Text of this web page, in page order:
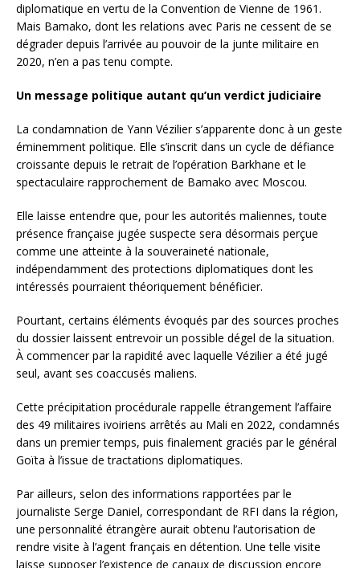
diplomatique en vertu de la Convention de Vienne de 1961.
Mais Bamako, dont les relations avec Paris ne cessent de se
dégrader depuis l’arrivée au pouvoir de la junte militaire en
2020, n’en a pas tenu compte.
Un message politique autant qu’un verdict judiciaire
La condamnation de Yann Vézilier s’apparente donc à un geste
éminemment politique. Elle s’inscrit dans un cycle de défiance
croissante depuis le retrait de l’opération Barkhane et le
spectaculaire rapprochement de Bamako avec Moscou.
Elle laisse entendre que, pour les autorités maliennes, toute
présence française jugée suspecte sera désormais perçue
comme une atteinte à la souveraineté nationale,
indépendamment des protections diplomatiques dont les
intéressés pourraient théoriquement bénéficier.
Pourtant, certains éléments évoqués par des sources proches
du dossier laissent entrevoir un possible dégel de la situation.
À commencer par la rapidité avec laquelle Vézilier a été jugé
seul, avant ses coaccusés maliens.
Cette précipitation procédurale rappelle étrangement l’affaire
des 49 militaires ivoiriens arrêtés au Mali en 2022, condamnés
dans un premier temps, puis finalement graciés par le général
Goïta à l’issue de tractations diplomatiques.
Par ailleurs, selon des informations rapportées par le
journaliste Serge Daniel, correspondant de RFI dans la région,
une personnalité étrangère aurait obtenu l’autorisation de
rendre visite à l’agent français en détention. Une telle visite
laisse supposer l’existence de canaux de discussion encore